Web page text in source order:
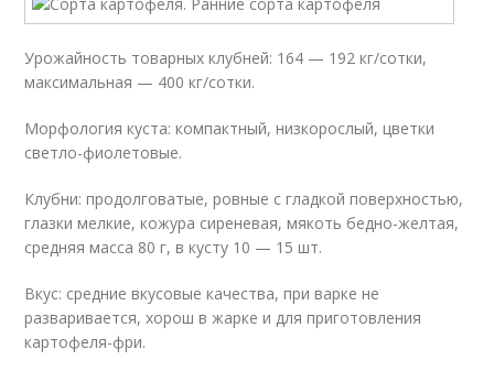
Урожайность товарных клубней: 164 — 192 кг/сотки,
максимальная — 400 кг/сотки.
Морфология куста: компактный, низкорослый, цветки
светло-фиолетовые.
Клубни: продолговатые, ровные с гладкой поверхностью,
глазки мелкие, кожура сиреневая, мякоть бедно-желтая,
средняя масса 80 г, в кусту 10 — 15 шт.
Вкус: средние вкусовые качества, при варке не
разваривается, хорош в жарке и для приготовления
картофеля-фри.